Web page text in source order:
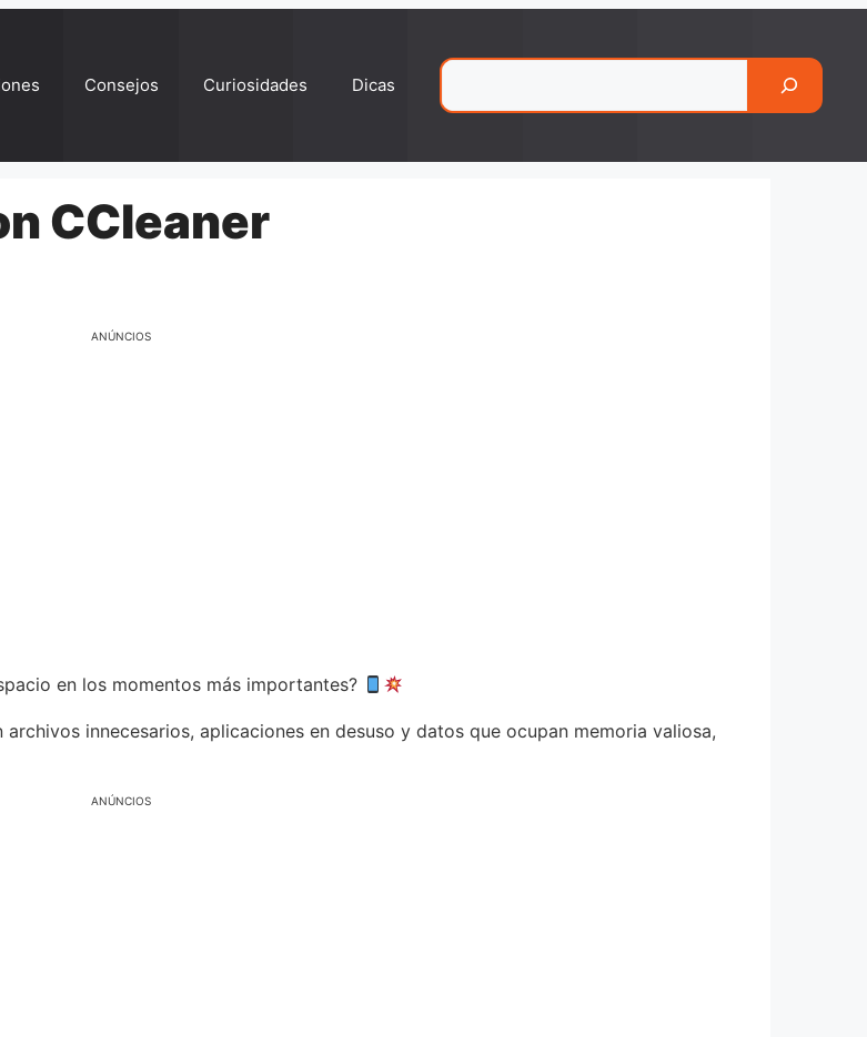
Consejos Curiosidades Dicas
CCleaner
ANÚNCIOS
en los momentos más importantes?
innecesarios, aplicaciones en desuso y datos que ocupan memoria valiosa,
ANÚNCIOS